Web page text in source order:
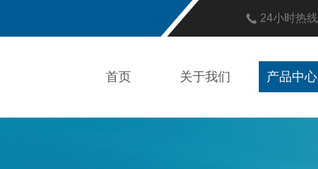
24小时热
首页 关于我们 产品中心